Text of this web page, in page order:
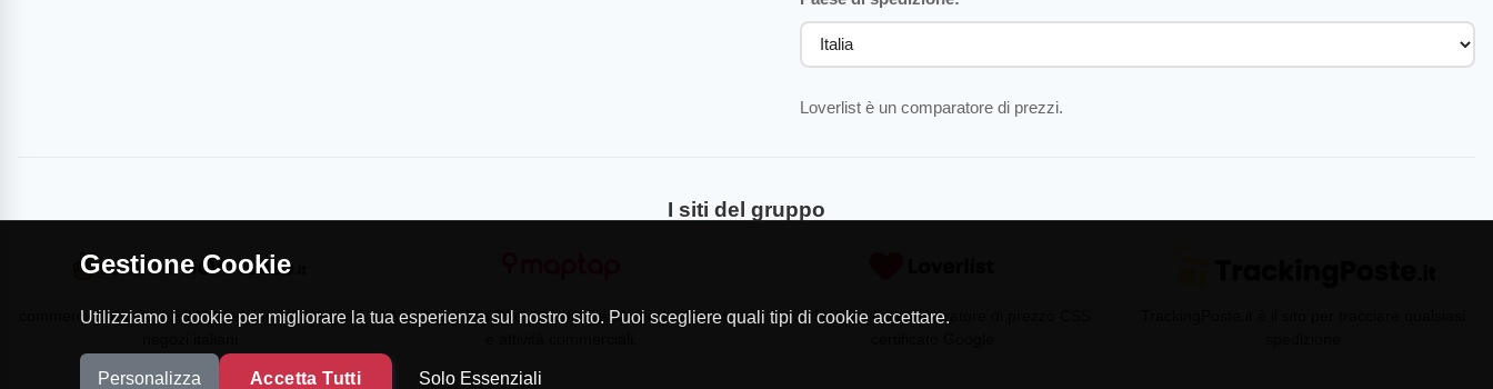
Loverlist è un comparatore di prezzi.
I siti del gruppo
commercioVirtuoso.it è il Marketplace dei migliori
MapTap.it è la Directory di aziende professionisti
Loverlist.com è il comparatore di prezzo CSS
Gestione Cookie
Utilizziamo i cookie per migliorare la tua esperienza sul nostro sito. Puoi scegliere quali tipi di cookie accettare.
Personalizza Accetta Tutti Solo Essenziali